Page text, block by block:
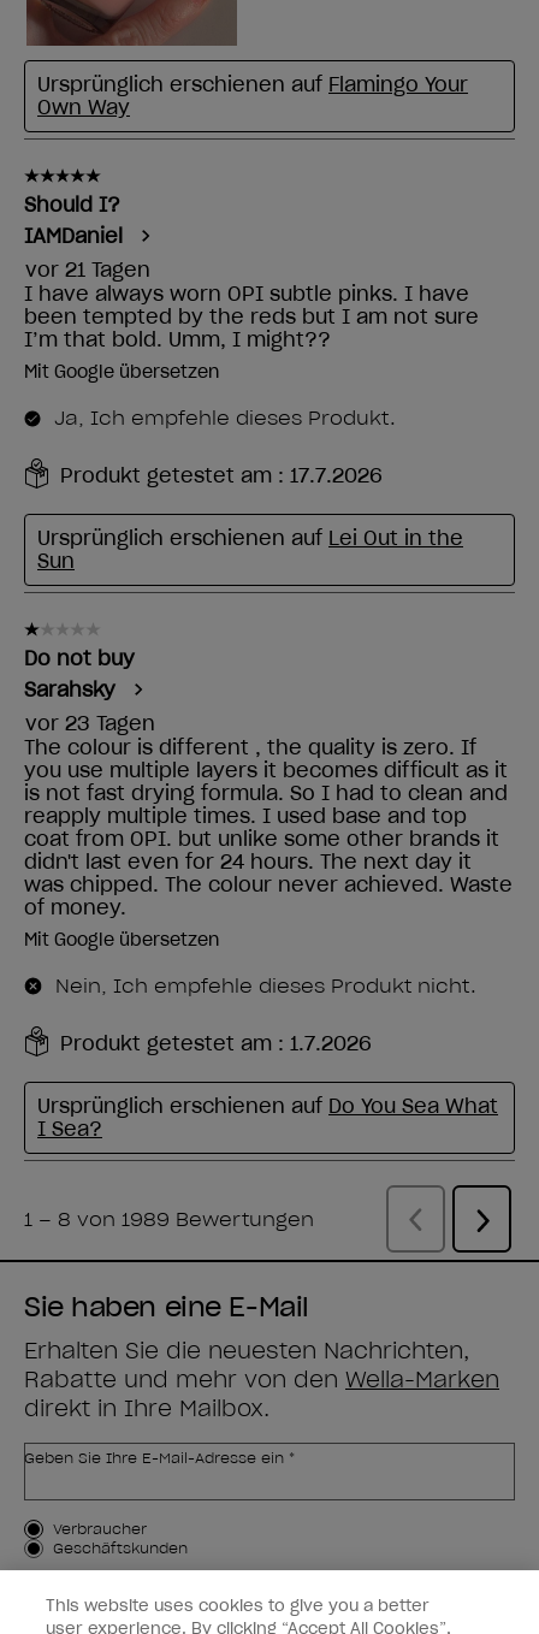
Sie haben eine E-Mail
Erhalten Sie die neuesten Nachrichten,
Rabatte und mehr von den Wella-Marken
direkt in Ihre Mailbox.
Geben Sie Ihre E-Mail-Adresse ein *
Kundenart
Verbraucher
Geschäftskunden
MICH ANMELDEN
This website uses cookies to give you a better
user experience. By clicking “Accept All Cookies”,